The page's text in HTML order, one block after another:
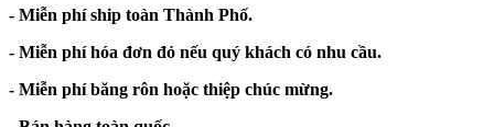
- Miễn phí ship toàn Thành Phố.
- Miễn phí hóa đơn đỏ nếu quý khách có nhu cầu.
- Miễn phí băng rôn hoặc thiệp chúc mừng.